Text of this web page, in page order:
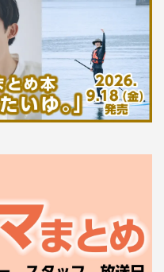
とか。先生が「フラン
」って言ったのだけ覚え
ましたね。
わ。おまえも行くだ
って来ると、まだギター
体育系のクラブの連中か
3人でハモると声がでか
険でしたよ（笑）。
たですか？